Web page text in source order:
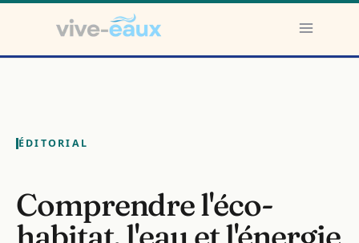
contenu
ÉDITORIAL
Comprendre l'éco-